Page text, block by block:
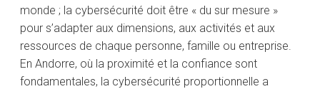
monde ; la cybersécurité doit être « du sur mesure »
pour s’adapter aux dimensions, aux activités et aux
ressources de chaque personne, famille ou entreprise.
En Andorre, où la proximité et la confiance sont
fondamentales, la cybersécurité proportionnelle a